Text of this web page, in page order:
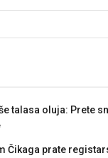
talasa oluja: Prete
Čikaga prate